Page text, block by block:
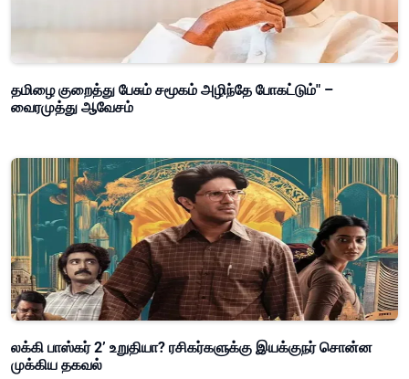
தமிழை குறைத்து பேசும் சமூகம் அழிந்தே போகட்டும்" –
வைரமுத்து ஆவேசம்
லக்கி பாஸ்கர் 2’ உறுதியா? ரசிகர்களுக்கு இயக்குநர் சொன்ன
முக்கிய தகவல்